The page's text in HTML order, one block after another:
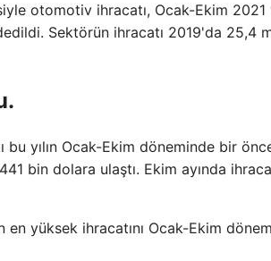
otomotiv ihracatı, Ocak-Ekim 2021
Sektörün ihracatı 2019'da 25,4
yılın Ocak-Ekim döneminde bir
bin dolara ulaştı. Ekim ayında
yüksek ihracatını Ocak-Ekim